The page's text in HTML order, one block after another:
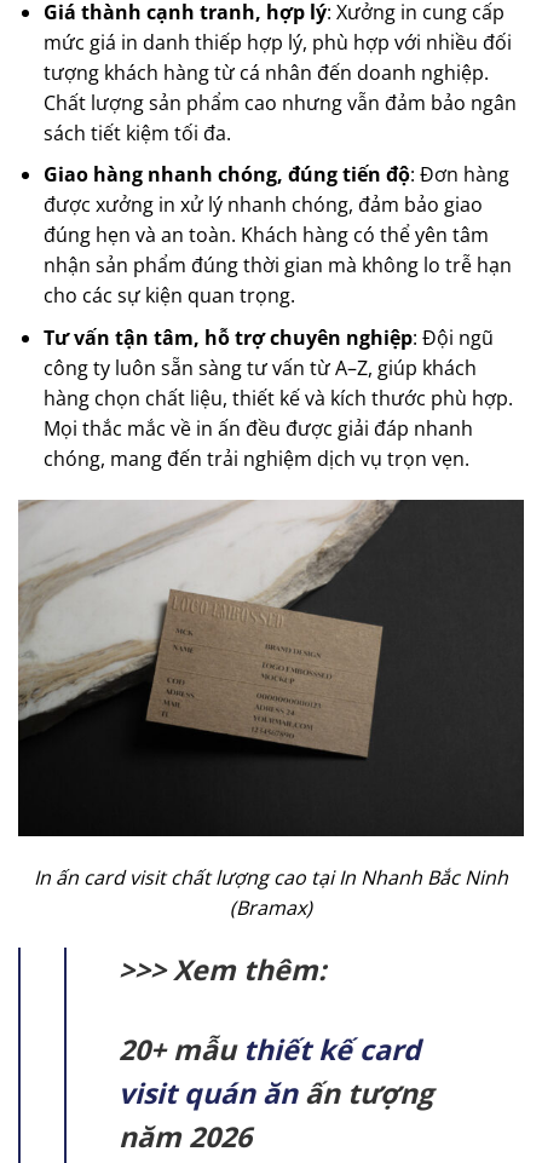
Giá thành cạnh tranh, hợp lý: Xưởng in cung cấp
mức giá in danh thiếp hợp lý, phù hợp với nhiều đối
tượng khách hàng từ cá nhân đến doanh nghiệp.
Chất lượng sản phẩm cao nhưng vẫn đảm bảo ngân
sách tiết kiệm tối đa.
Giao hàng nhanh chóng, đúng tiến độ: Đơn hàng
được xưởng in xử lý nhanh chóng, đảm bảo giao
đúng hẹn và an toàn. Khách hàng có thể yên tâm
nhận sản phẩm đúng thời gian mà không lo trễ hạn
cho các sự kiện quan trọng.
Tư vấn tận tâm, hỗ trợ chuyên nghiệp: Đội ngũ
công ty luôn sẵn sàng tư vấn từ A–Z, giúp khách
hàng chọn chất liệu, thiết kế và kích thước phù hợp.
Mọi thắc mắc về in ấn đều được giải đáp nhanh
chóng, mang đến trải nghiệm dịch vụ trọn vẹn.
In ấn card visit chất lượng cao tại In Nhanh Bắc Ninh
(Bramax)
>>> Xem thêm:
20+ mẫu thiết kế card
visit quán ănấn tượng
năm 2026